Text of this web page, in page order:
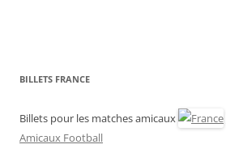
BILLETS FRANCE
Billets pour les matches amicaux
Amicaux Football